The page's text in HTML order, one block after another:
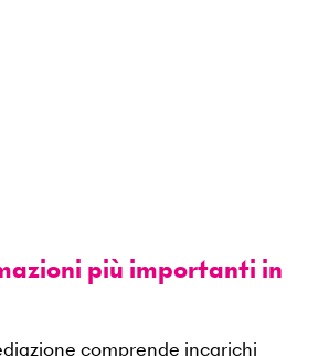
più importanti in
comprende incarichi